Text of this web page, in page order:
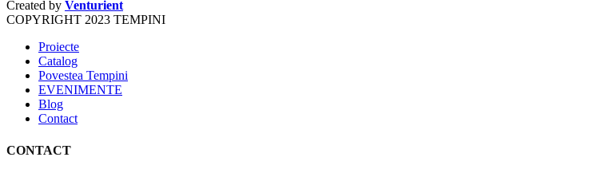
Created by Venturient
COPYRIGHT 2023 TEMPINI
Proiecte
Catalog
Povestea Tempini
EVENIMENTE
Blog
Contact
CONTACT